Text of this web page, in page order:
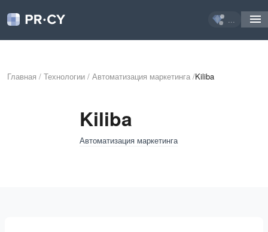
...
Главная / Технологии / Автоматизация маркетинга /Kiliba
Kiliba
Автоматизация маркетинга